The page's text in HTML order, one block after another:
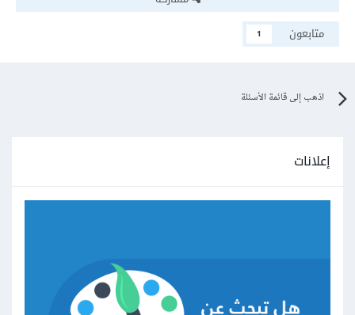
متابعون
1
اذهب إلى قائمة الأسئلة
إعلانات